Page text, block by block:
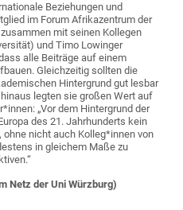
Beziehungen und
im Forum Afrikazentrum der
mit seinen Kollegen
und Timo Lowinger
alle Beiträge auf einem
Gleichzeitig sollten die
Hintergrund gut lesbar
legten sie großen Wert auf
„Vor dem Hintergrund der
des 21. Jahrhunderts kein
ohne nicht auch Kolleg*innen von
in gleichem Maße zu
Netz der Uni Würzburg)